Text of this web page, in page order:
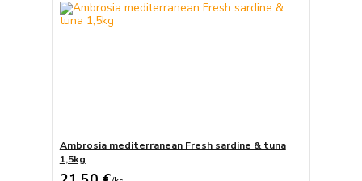
Ambrosia mediterranean Fresh sardine & tuna
1,5kg